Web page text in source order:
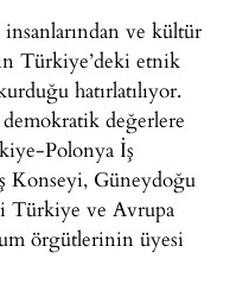
insanlarından ve kültür
Türkiye’deki etnik
hatırlatılıyor.
demokratik değerlere
Polonya İş
Konseyi, Güneydoğu
Türkiye ve Avrupa
örgütlerinin üyesi